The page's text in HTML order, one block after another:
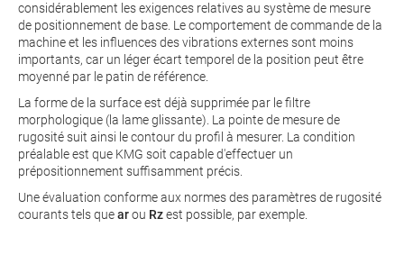
considérablement les exigences relatives au système de mesure
de positionnement de base. Le comportement de commande de la
machine et les influences des vibrations externes sont moins
importants, car un léger écart temporel de la position peut être
moyenné par le patin de référence.
La forme de la surface est déjà supprimée par le filtre
morphologique (la lame glissante). La pointe de mesure de
rugosité suit ainsi le contour du profil à mesurer. La condition
préalable est que KMG soit capable d'effectuer un
prépositionnement suffisamment précis.
Une évaluation conforme aux normes des paramètres de rugosité
courants tels quearou Rzest possible, par exemple.